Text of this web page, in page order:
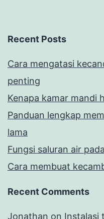
Recent Posts
Cara mengatasi
penting
Kenapa kamar mandi
Panduan lengkap
lama
Fungsi saluran air
Cara membuat
Recent Comments
Jonathan on Instalasi